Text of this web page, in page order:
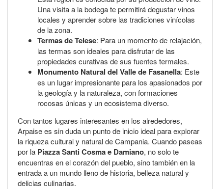
Una visita a la bodega te permitirá degustar vinos
locales y aprender sobre las tradiciones vinícolas
de la zona.
Termas de Telese: Para un momento de relajación,
las termas son ideales para disfrutar de las
propiedades curativas de sus fuentes termales.
Monumento Natural del Valle de Fasanella: Este
es un lugar impresionante para los apasionados por
la geología y la naturaleza, con formaciones
rocosas únicas y un ecosistema diverso.
Con tantos lugares interesantes en los alrededores,
Arpaise es sin duda un punto de inicio ideal para explorar
la riqueza cultural y natural de Campania. Cuando paseas
por la Piazza Santi Cosma e Damiano, no solo te
encuentras en el corazón del pueblo, sino también en la
entrada a un mundo lleno de historia, belleza natural y
delicias culinarias.